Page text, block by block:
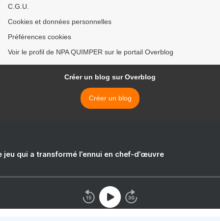
C.G.U.
Cookies et données personnelles
Préférences cookies
Voir le profil de NPA QUIMPER sur le portail Overblog
Créer un blog sur Overblog
Créer un blog
jeu qui a transformé l’ennui en chef-d’œuvre